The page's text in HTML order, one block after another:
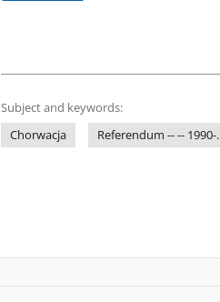
Subject and keywords:
Chorwacja
Referendum -- -- 1990-.